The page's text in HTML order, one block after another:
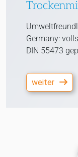
Germany:
DIN 55473
weiter